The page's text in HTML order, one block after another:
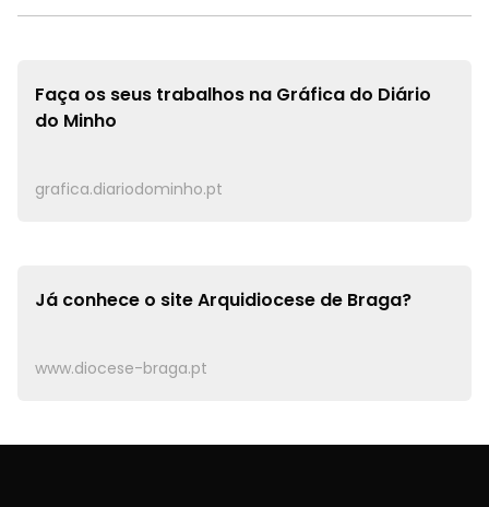
Faça os seus trabalhos na Gráfica do Diário
do Minho
grafica.diariodominho.pt
Já conhece o siteArquidiocese de Braga?
www.diocese-braga.pt